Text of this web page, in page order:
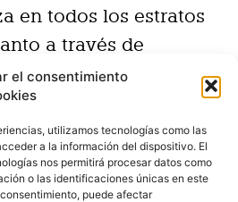
el consentimiento
utilizamos tecnologías como las
a la información del dispositivo. El
nos permitirá procesar datos como
o las identificaciones únicas en este
puede afectar
en todos los estratos
a través de
temporales
fija, en un
el renting no se
un vocablo extraño,
sino como un término